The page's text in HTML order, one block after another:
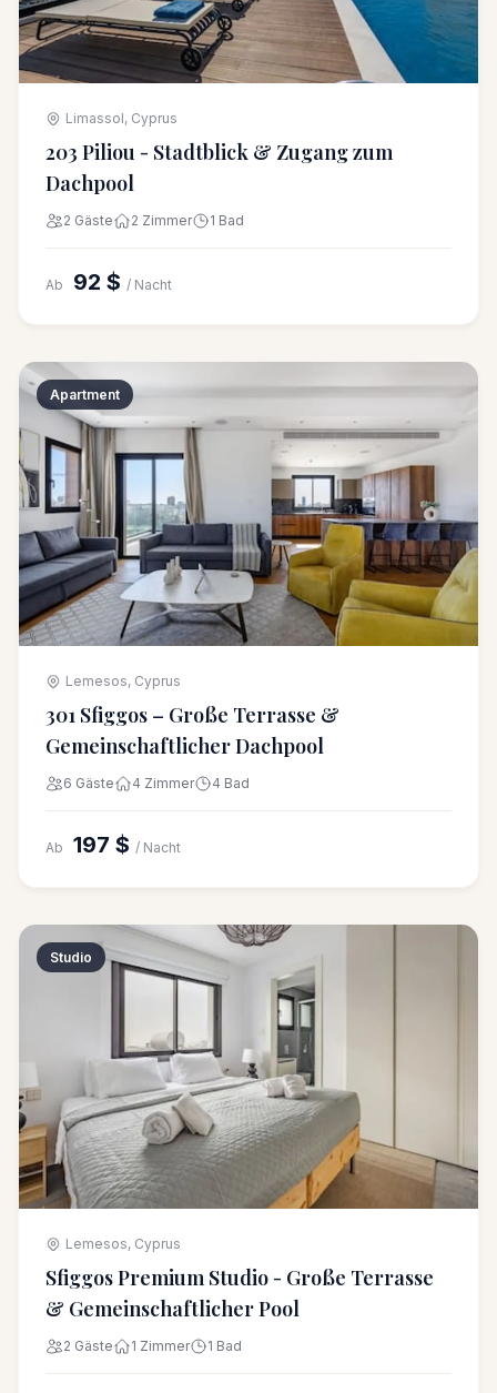
Limassol, Cyprus
203 Piliou - Stadtblick & Zugang zum
Dachpool
2 Gäste 2 Zimmer 1 Bad
Ab 92 $ / Nacht
Apartment
Lemesos, Cyprus
301 Sfiggos – Große Terrasse &
Gemeinschaftlicher Dachpool
6 Gäste 4 Zimmer 4 Bad
Ab 197 $ / Nacht
Studio
Lemesos, Cyprus
Sfiggos Premium Studio - Große Terrasse
& Gemeinschaftlicher Pool
2 Gäste 1 Zimmer 1 Bad